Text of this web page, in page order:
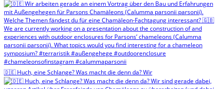
🇩🇪 Huch, eine Schlange? Was macht die denn da? Wir